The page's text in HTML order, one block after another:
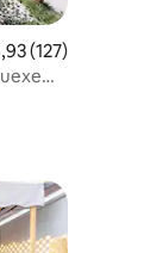
de uma avaliação
(127)